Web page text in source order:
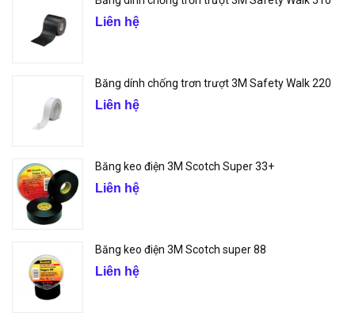
Liên hệ
Băng dính chống trơn trượt 3M Safety Walk 220
Liên hệ
Băng keo điện 3M Scotch Super 33+
Liên hệ
Băng keo điện 3M Scotch super 88
Liên hệ